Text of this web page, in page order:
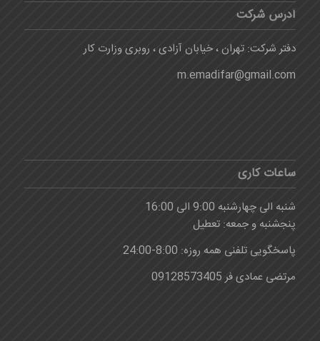
آدرس شرکت
دفتر شرکت: تهران ، خیابان آزادی ، روبری وزارت کار
m.emadifar@gmail.com
ساعات کاری
شنبه الی چهارشنبه 9:00 الی 16:00
پنجشنبه و جمعه: تعطیل
پاسخگویی تلفنی همه روزه: 8:00-24:00
مرتضی عمادی فر 09128573405